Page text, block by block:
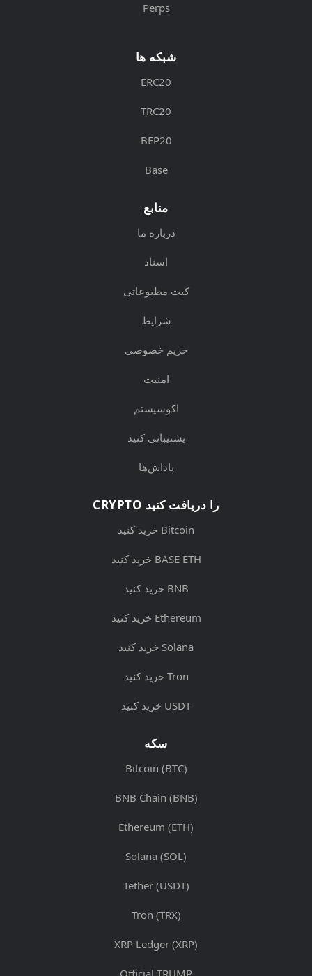
Perps
شبکه ها
ERC20
TRC20
BEP20
Base
منابع
درباره ما
اسناد
کیت مطبوعاتی
شرایط
حریم خصوصی
امنیت
اکوسیستم
پشتیبانی کنید
پاداش‌ها
CRYPTO را دریافت کنید
خرید کنید Bitcoin
خرید کنید BASE ETH
خرید کنید BNB
خرید کنید Ethereum
خرید کنید Solana
خرید کنید Tron
خرید کنید USDT
سکه
Bitcoin (BTC)
BNB Chain (BNB)
Ethereum (ETH)
Solana (SOL)
Tether (USDT)
Tron (TRX)
XRP Ledger (XRP)
Official TRUMP